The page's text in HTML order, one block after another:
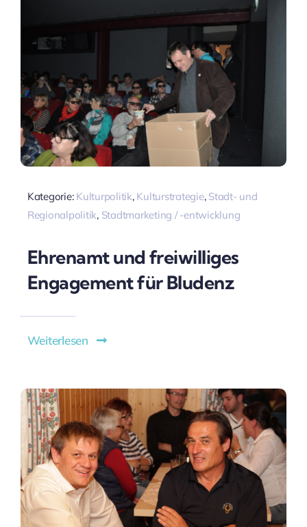
Kategorie: Kulturpolitik, Kulturstrategie, Stadt- und
Regionalpolitik, Stadtmarketing / -entwicklung
Ehrenamt und freiwilliges
Engagement für Bludenz
Weiterlesen